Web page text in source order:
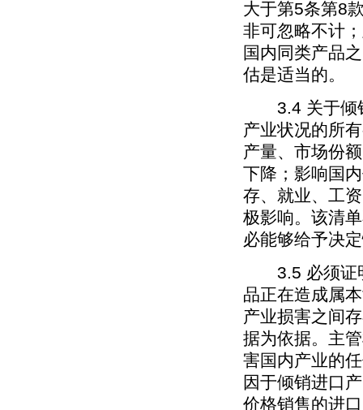
大于第5条第8
非可忽略不计
国内同类产品
估是适当的。
3.4 关于倾销
产业状况的所
产量、市场份
下降；影响国
存、就业、工
极影响。该清
必能够给予决
3.5 必须证明
品正在造成属
产业损害之间
据为依据。主
害国内产业的
因于倾销进口
价格销售的进